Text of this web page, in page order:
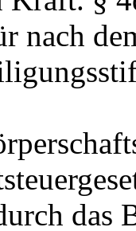
nach
das